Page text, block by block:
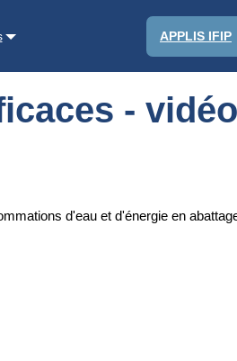
APPLIS IFIP
-
d'eau et d'énergie en